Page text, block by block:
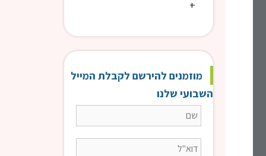
מוזמנים להירשם לקבלת המייל
השבועי שלנו